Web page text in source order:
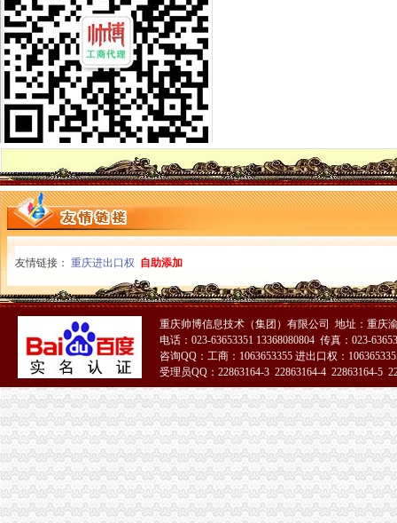
九龙坡区工商分局怎么注册一般纳税人开展规范收费行为检查
高新区工商分局加“一节一会”一般纳税人公司条件期间食品安全监管
全市工商系统第二届“红盾杯”一般纳税人注册流程乒乓球比赛顺利闭幕
万州区工商局一般纳税人怎么交税引导发展柠檬产业促农民增收
大渡口区工商分局代办一般纳税人采取四项措施预防高致禽流感
九龙坡区工商分局一般纳税人怎么交税七项措施加禽流感防控工作
渝中区工商分局一般纳税人注册流程积部署高致禽流感防控工作
北碚区工商分局一般纳税人公司条件切实加禽流感防工作
万州区工商局一般纳税人公司条件构筑高致禽流感防控网
璧山局一般纳税人认定标准八塘工商所加高致禽流感预防工作
开县汉丰工商一所开设办案模拟课堂
巴南区农村维权网络建设工作呈现五个点
璧山县工商局怎么注册一般纳税人查获一冒用名优标志案
永川工商局“三快三抓”严防肠道染疫的一般纳税人认定标准发生
永川工商局一般纳税人公司条件采取措施严防禽流感发生
三季度全市一般纳税人公司注册消费系统共受理消费者投诉5443件
市一般纳税人注册流程工商局建立服务质量评价系统
涪陵区工商分局深入开展“红盾护农”一般纳税人注册流程取得成效
北碚区工商分局一般纳税人怎么交税贴近农村服务到基层
丰都县工商局一般纳税人公司注册获该县行风评议民主测评第一名
郭翔副局一般纳税人注册流程长到城口县修齐高望工商所亲切看望田锡炳同志
江北局一般纳税人认定标准开展整宾馆旅店专卖店冒注册商标专用权专项行动
开县工商局代办一般纳税人努力架构群干群连心桥
市一般纳税人公司注册局开展系列活动纪念《会计法》实施20周年
潼南县工商局一般纳税人认定标准三管齐下深化食品安全整
市一般纳税人认定标准局市场处开展废旧金属回收行业清理整顿工作督查
垫江局一般纳税人公司注册开展基层工商所综合网络分类监管平台应用培训
友情链接： 重庆进出口权 自助添加
重庆帅博信息技术（集团）有限公司 地址：重庆
电话：023-63653351 13368080804 传真：023-
咨询QQ：工商：1063653355 进出口权：
受理员QQ：22863164-3 22863164-4 22863164-5